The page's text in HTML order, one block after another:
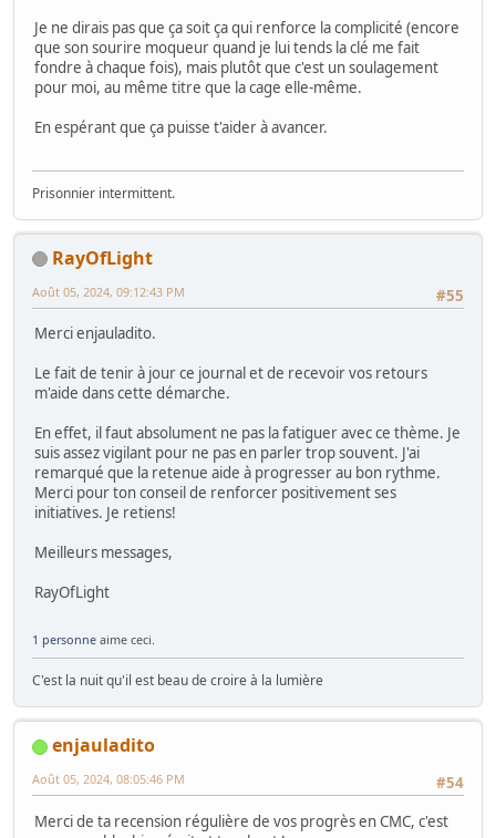
Je ne dirais pas que ça soit ça qui renforce la complicité (encore
que son sourire moqueur quand je lui tends la clé me fait
fondre à chaque fois), mais plutôt que c'est un soulagement
pour moi, au même titre que la cage elle-même.
En espérant que ça puisse t'aider à avancer.
Prisonnier intermittent.
RayOfLight
#55
Août 05, 2024, 09:12:43 PM
Merci enjauladito.
Le fait de tenir à jour ce journal et de recevoir vos retours
m'aide dans cette démarche.
En effet, il faut absolument ne pas la fatiguer avec ce thème. Je
suis assez vigilant pour ne pas en parler trop souvent. J'ai
remarqué que la retenue aide à progresser au bon rythme.
Merci pour ton conseil de renforcer positivement ses
initiatives. Je retiens!
Meilleurs messages,
RayOfLight
1 personne aime ceci.
C'est la nuit qu'il est beau de croire à la lumière
enjauladito
#54
Août 05, 2024, 08:05:46 PM
Merci de ta recension régulière de vos progrès en CMC, c'est